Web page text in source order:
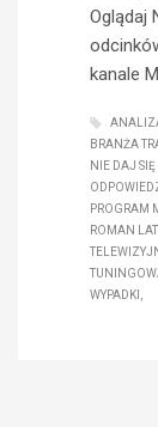
Oglądaj
kanale
BRANŻA
NIE DAJ
PROGRAM
ROMAN
WYPADKI